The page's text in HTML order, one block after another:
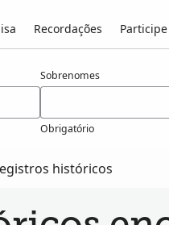
Recordações Participe
Sobrenomes
Obrigatório
históricos